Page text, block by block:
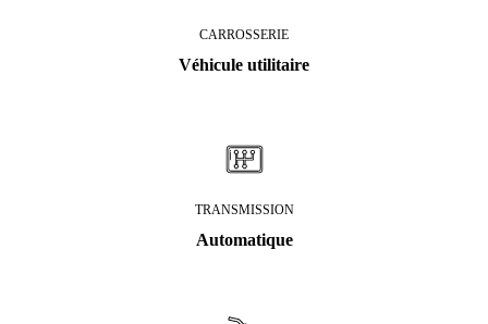
CARROSSERIE
Véhicule utilitaire
TRANSMISSION
Automatique